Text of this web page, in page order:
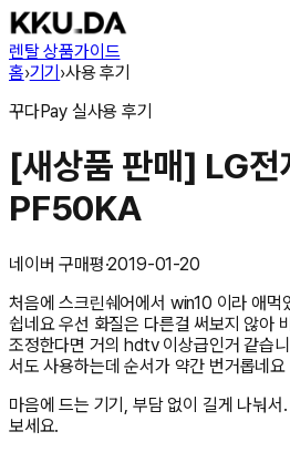
렌탈 상품가이드
홈›기기›사용 후기
꾸다Pay 실사용 후기
[새상품 판매] LG전
PF50KA
네이버 구매평·2019-01-20
처음에 스크린쉐어에서 win10 이라 애먹
쉽네요 우선 화질은 다른걸 써보지 않아
조정한다면 거의 hdtv 이상급인거 같습
서도 사용하는데 순서가 약간 번거롭네
마음에 드는 기기, 부담 없이 길게 나눠
보세요.